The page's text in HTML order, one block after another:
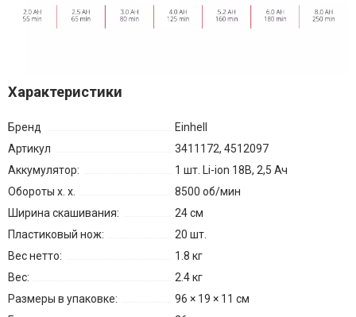
Характеристики
Бренд
Einhell
Артикул
3411172, 4512097
Аккумулятор:
1 шт. Li-ion 18В, 2,5 Ач
Обороты х. х.
8500 об/мин
Ширина скашивания:
24 см
Пластиковый нож:
20 шт.
Вес нетто:
1.8 кг
Вес:
2.4 кг
Размеры в упаковке:
96 × 19 × 11 см